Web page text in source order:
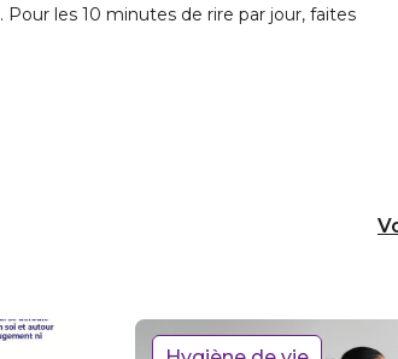
les 10 minutes de rire par jour, faites